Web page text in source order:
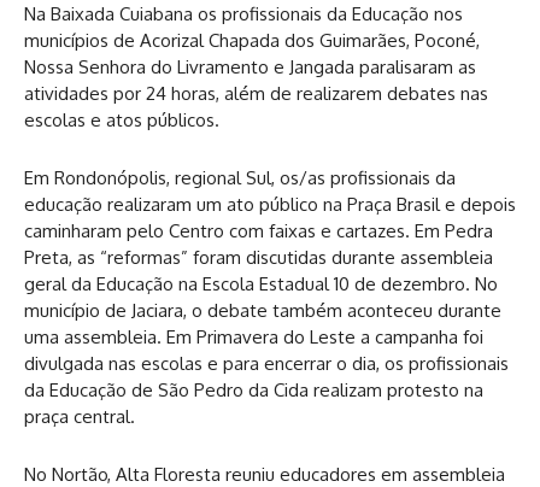
Na Baixada Cuiabana os profissionais da Educação nos
municípios de Acorizal Chapada dos Guimarães, Poconé,
Nossa Senhora do Livramento e Jangada paralisaram as
atividades por 24 horas, além de realizarem debates nas
escolas e atos públicos.
Em Rondonópolis, regional Sul, os/as profissionais da
educação realizaram um ato público na Praça Brasil e depois
caminharam pelo Centro com faixas e cartazes. Em Pedra
Preta, as “reformas” foram discutidas durante assembleia
geral da Educação na Escola Estadual 10 de dezembro. No
município de Jaciara, o debate também aconteceu durante
uma assembleia. Em Primavera do Leste a campanha foi
divulgada nas escolas e para encerrar o dia, os profissionais
da Educação de São Pedro da Cida realizam protesto na
praça central.
No Nortão, Alta Floresta reuniu educadores em assembleia